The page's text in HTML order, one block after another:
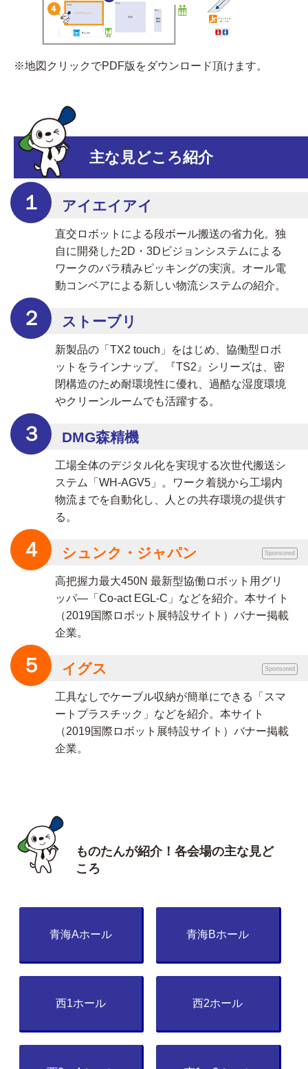
※地図クリックでPDF版をダウンロード頂けます。
主な見どころ紹介
１ アイエイアイ
直交ロボットによる段ボール搬送の省力化。独
自に開発した2D・3Dビジョンシステムによる
ワークのバラ積みピッキングの実演。オール電
動コンベアによる新しい物流システムの紹介。
２ ストーブリ
新製品の「TX2 touch」をはじめ、協働型ロボ
ットをラインナップ。『TS2』シリーズは、密
閉構造のため耐環境性に優れ、過酷な湿度環境
やクリーンルームでも活躍する。
３ DMG森精機
工場全体のデジタル化を実現する次世代搬送シ
ステム「WH-AGV5」。ワーク着脱から工場内
物流までを自動化し、人との共存環境の提供す
る。
４ シュンク・ジャパン
高把握力最大450N 最新型協働ロボット用グリ
ッパ―「Co-act EGL-C」などを紹介。本サイト
（2019国際ロボット展特設サイト）バナー掲載
企業。
Sponsored
５ イグス
工具なしでケーブル収納が簡単にできる「スマ
ートプラスチック」などを紹介。本サイト
（2019国際ロボット展特設サイト）バナー掲載
企業。
Sponsored
ものたんが紹介！各会場の主な見ど
ころ
青海Aホール 青海Bホール
西1ホール 西2ホール